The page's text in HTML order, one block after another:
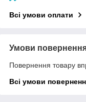
Всі умови оплати
Умови
Повернення товару
Всі умови